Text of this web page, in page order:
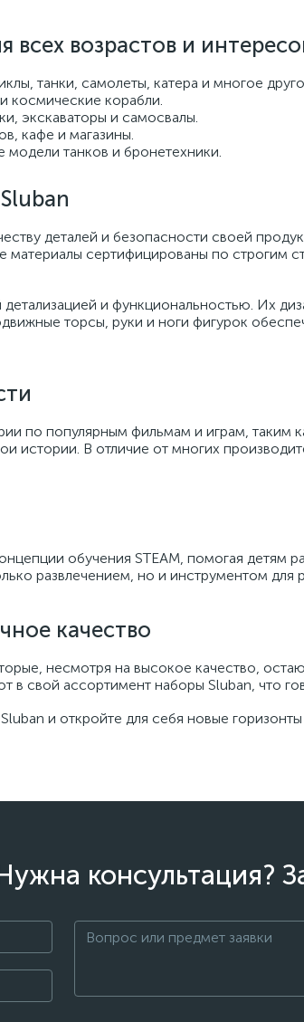
всех возрастов и
танки, самолеты, катера и многое
космические корабли.
экскаваторы и самосвалы.
кафе и магазины.
модели танков и бронетехники.
деталей и безопасности своей
сертифицированы по строгим
и функциональностью. Их
торсы, руки и ноги фигурок
по популярным фильмам и играм, таким
истории. В отличие от многих
обучения STEAM, помогая детям
развлечением, но и инструментом
качество
несмотря на высокое качество,
в свой ассортимент наборы Sluban, что
и откройте для себя новые горизонты
консультация?